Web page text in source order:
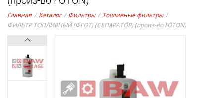
Главная / Каталог / Фильтры / Топливные фильтры /
ФИЛЬТР ТОПЛИВНЫЙ (ФГОТ) (СЕПАРАТОР) (произ-во FOTON)